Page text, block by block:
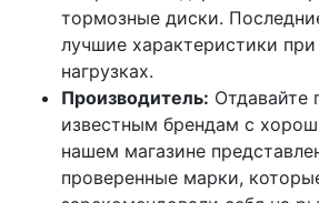
тормозные диски.
лучшие характеристики
нагрузках.
Производитель: Отдавайте
известным брендам с
нашем магазине
проверенные марки,